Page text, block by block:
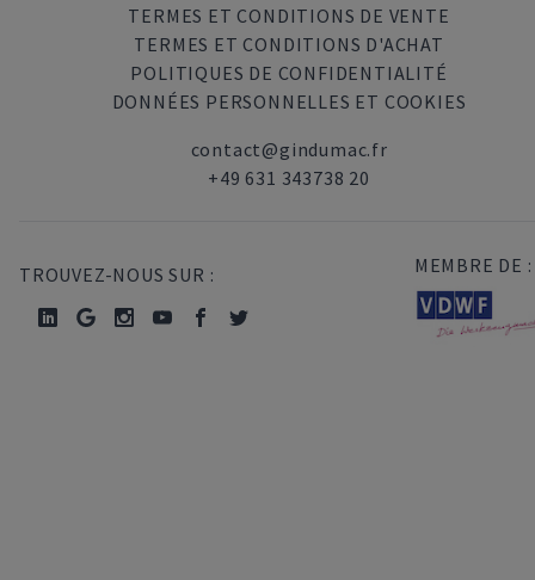
TERMES ET CONDITIONS DE VENTE
TERMES ET CONDITIONS D'ACHAT
POLITIQUES DE CONFIDENTIALITÉ
DONNÉES PERSONNELLES ET COOKIES
contact@gindumac.fr
+49 631 343738 20
TROUVEZ-NOUS SUR : MEMBRE DE :